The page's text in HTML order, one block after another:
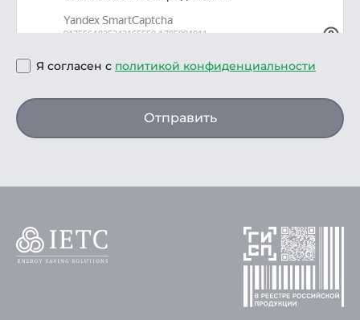
Я согласен с политикой конфиденциальности
Отправить